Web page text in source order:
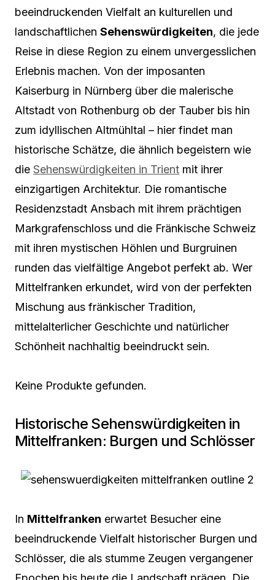
beeindruckenden Vielfalt an kulturellen und
landschaftlichen Sehenswürdigkeiten, die jede
Reise in diese Region zu einem unvergesslichen
Erlebnis machen. Von der imposanten
Kaiserburg in Nürnberg über die malerische
Altstadt von Rothenburg ob der Tauber bis hin
zum idyllischen Altmühltal – hier findet man
historische Schätze, die ähnlich begeistern wie
die Sehenswürdigkeiten in Trient mit ihrer
einzigartigen Architektur. Die romantische
Residenzstadt Ansbach mit ihrem prächtigen
Markgrafenschloss und die Fränkische Schweiz
mit ihren mystischen Höhlen und Burgruinen
runden das vielfältige Angebot perfekt ab. Wer
Mittelfranken erkundet, wird von der perfekten
Mischung aus fränkischer Tradition,
mittelalterlicher Geschichte und natürlicher
Schönheit nachhaltig beeindruckt sein.
Keine Produkte gefunden.
Historische Sehenswürdigkeiten in
Mittelfranken: Burgen und Schlösser
In Mittelfranken erwartet Besucher eine
beeindruckende Vielfalt historischer Burgen und
Schlösser, die als stumme Zeugen vergangener